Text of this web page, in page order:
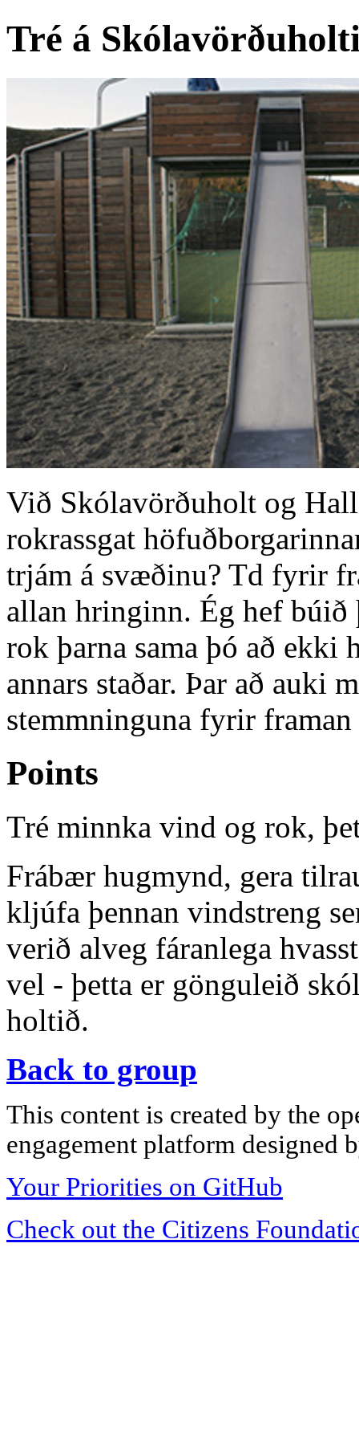
Tré á
Við Skólavörðuholt og
rokrassgat
trjám á svæðinu? Td fyrir
allan hringinn. Ég hef búið
rok þarna sama þó að ekki
annars staðar. Þar að auki
stemmninguna fyrir
Points
Tré minnka vind og rok,
Frábær hugmynd, gera
kljúfa þennan vindstreng
verið alveg fáranlega
vel - þetta er gönguleið
holtið.
Back to group
This content is created by the
engagement platform designed
Your Priorities on GitHub
Check out the Citizens